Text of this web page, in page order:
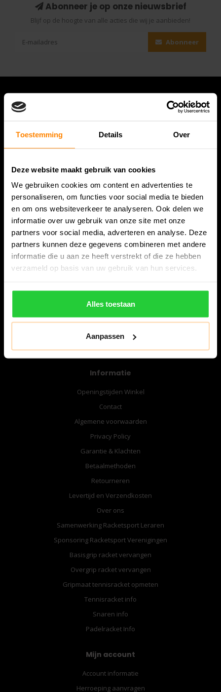
Toestemming Details Over
Deze website maakt gebruik van cookies
We gebruiken cookies om content en advertenties te
personaliseren, om functies voor social media te bieden
en om ons websiteverkeer te analyseren. Ook delen we
informatie over uw gebruik van onze site met onze
partners voor social media, adverteren en analyse. Deze
partners kunnen deze gegevens combineren met andere
informatie die u aan ze heeft verstrekt of die ze hebben
verzameld op basis van uw gebruik van hun services.
Alles toestaan
Aanpassen
Abonneer je op onze nieuwsbrief
Blijf op de hoogte van alle acties die wij je aanbieden!
Abonneer
Bespanracket.nl is dé racketspecialist van Lelystad en
omstreken.
Snijdersstraat 6
8224 AA Lelystad
Nederland
06-57276080
info@bespanracket.nl
Informatie
Openingstijden Winkel
Contact
Algemene voorwaarden
Privacy Policy
Garantie & Klachten
Betaalmethoden
Retourneren
Levertijd en Verzendkosten
Over ons
Samenwerking Racketsport Leraren
Sponsoring Racketsport Verenigingen
Basisgrip racket vervangen
Overgrip racket vervangen
Gripmaat tennisracket opmeten
Tennisracket info
Snaren info
Padelracket Info
Mijn account
Account informatie
Herroeping aanvragen